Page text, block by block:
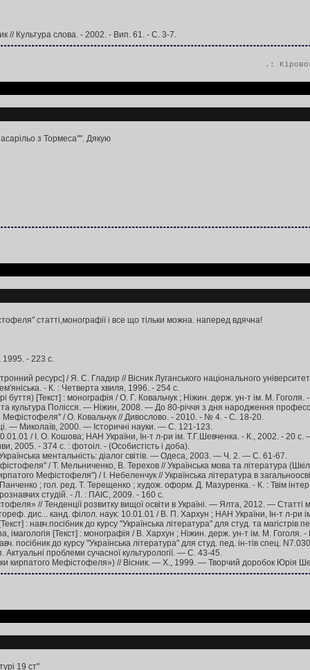
// Культура слова. - 2002. - Вип. 61. - С. 3-7.
.:
з Тормеса"". Дякую
статті,монографії і все що тільки можна. наперед вдячна!
1995. - 223 с.
ресурс] / Я. С. Гладир // Вісник Луганського національного
- К. : Четверта хвиля, 1996. - 254 с.
[Текст] : монографія / О. Г. Ковальчук ; Ніжин. держ. ун-т ім. М.
культура Полісся. — Ніжин, 2008. — До 80-річчя з дня народження
Мефістофеля" / О. Ковальчук // Дивослово. - 2010. - № 4. - С. 18-20.
— Миколаїв, 2000. — Історичні науки. — С. 121-123.
/ І. О. Кошова; НАН України, Ін-т л-ри ім. Т.Г.Шевченка. - К., 2002. - 20 c.
2005. - 374 с. : фотоіл. - (Особистість і доба).
ментальність: діалог світів. — Одеса, 2003. — Ч. 2. — С. 61-67.
/ Т. Мельниченко, В. Терехов // Українська мова та література
Мефістофеля") / І. Небеленчук // Українська література в
; гол. ред. Т. Терещенко ; худож. оформ. Д. Мазуренка. - К. : Твім
студій. - Л. : ПАІС, 2009. - 160 c.
// Тенденції розвитку вищої освіти в Україні. — Ялта, 2012. —
дис... канд. філол. наук: 10.01.01 / В. П. Хархун ; НАН України, Ін-т л-ри
до курсу "Українська література" для студ. та
[Текст] : монографія / В. Хархун ; Ніжин. держ. ун-т ім. М.
до курсу "Українська література" для студ. пед. ін-тів спец.
проблеми сучасної культурології. — С. 43-45.
кирпатого Мефістофеля») // Вісник. — Х., 1999. — Творчий доробок Юрія
19 ст"